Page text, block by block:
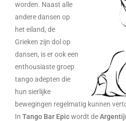
worden. Naast alle
andere dansen op
het eiland, de
Grieken zijn dol op
dansen, is er ook een
enthousiaste groep
tango adepten die
hun sierlijke
bewegingen regelmatig kunnen
In Tango Bar Epicwordt de